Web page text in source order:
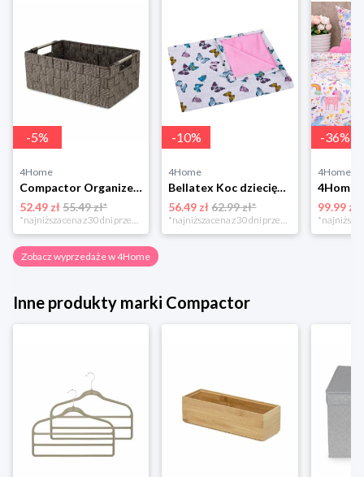
-5%
4Home
Compactor Organizer do przechowywania Toronto, 30 x 20 x 12 cm, ciemnobrązowy
52.49 zł55.49 zł*
-10%
4Home
Bellatex Koc dziecięcy Bára Butterfly różowy, 75 x 100 cm
56.49 zł 62.99 zł*
-36%
4Home
99.99 zł
Zobacz wyprzedaże w 4Home
Inne produkty marki Compactor